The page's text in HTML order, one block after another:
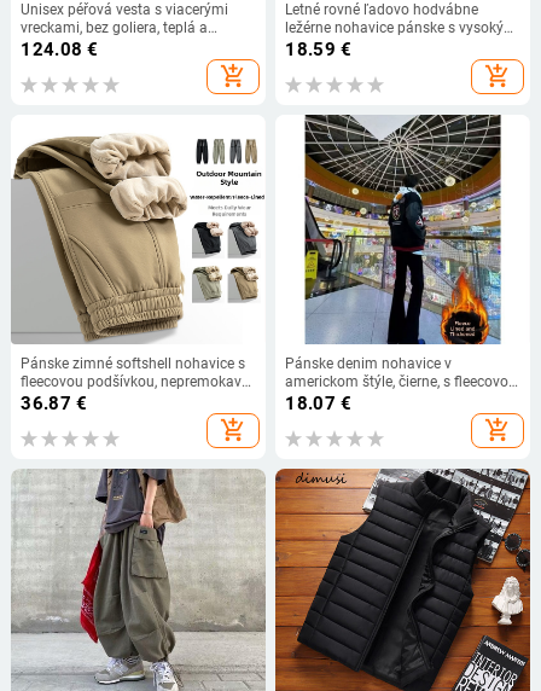
Unisex péřová vesta s viacerými
vreckami, bez goliera, teplá a
univerzálna na zimu
124.08 €
add_shopping_cart
Letné rovné ľadovo hodvábne
ležérne nohavice pánske s vysokým
pásom, skladané dlhé nohavice,
tenké športové široké nohavice,
pánske vrecovité nohavice
18.59 €
add_shopping_cart
Pánske zimné softshell nohavice s
fleecovou podšívkou, nepremokavé,
vetruodolné, odolné voči
opotrebeniu a odvádzajú vlhkosť
pre outdoorové aktivity a prácu
36.87 €
add_shopping_cart
Pánske denim nohavice v
americkom štýle, čierne, s fleecovou
podšívkou, na jeseň-zimu, retro
18.07 €
add_shopping_cart